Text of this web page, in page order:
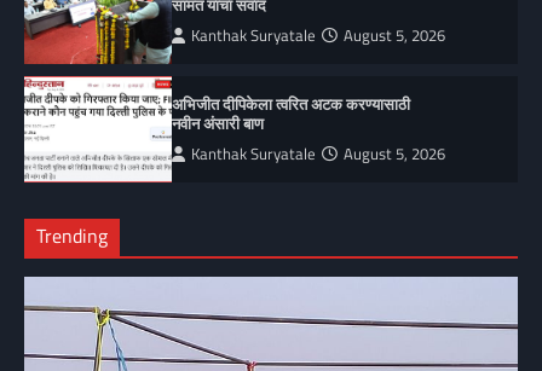
Kanthak Suryatale August 5, 2026
अभिजीत दीपिकेला त्वरित अटक करण्यासाठी
नवीन अंसारी बाण
Kanthak Suryatale August 5, 2026
Trending